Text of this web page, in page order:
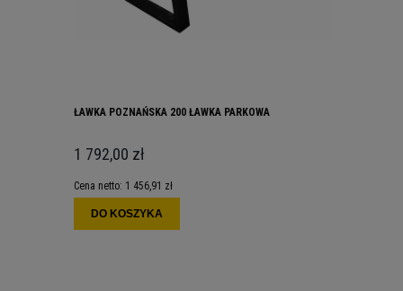
ŁAWKA POZNAŃSKA 200 ŁAWKA PARKOWA
1 792,00 zł
Cena netto: 1 456,91 zł
DO KOSZYKA